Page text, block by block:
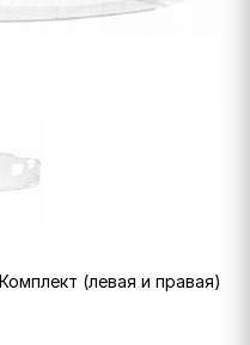
Комплект (левая и правая)